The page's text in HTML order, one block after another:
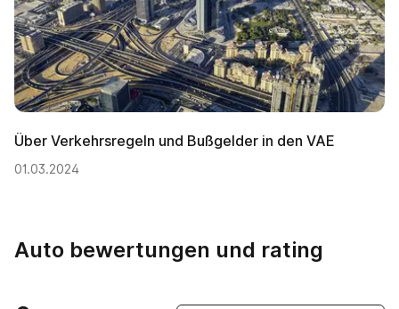
Über Verkehrsregeln und Bußgelder in den VAE
01.03.2024
Auto bewertungen und rating